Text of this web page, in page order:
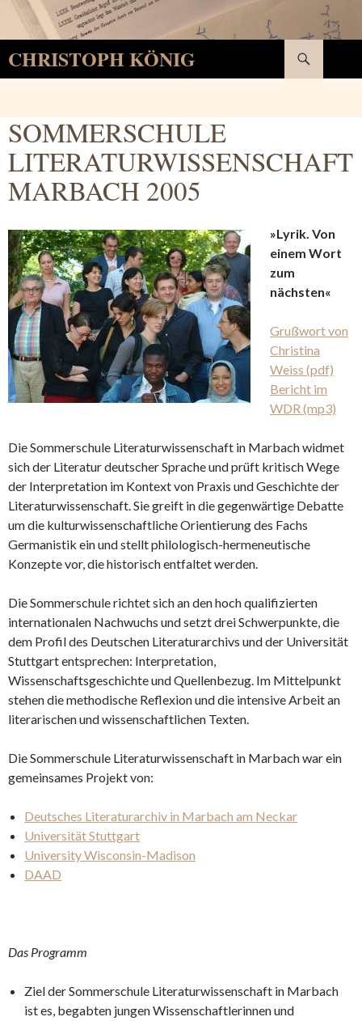
CHRISTOPH KÖNIG
SOMMERSCHULE
LITERATURWISSENSCHAFT
MARBACH 2005
»Lyrik. Von
einem Wort
zum
nächsten«
Grußwort von
Christina
Weiss (pdf)
Bericht im
WDR (mp3)
Die Sommerschule Literaturwissenschaft in Marbach widmet
sich der Literatur deutscher Sprache und prüft kritisch Wege
der Interpretation im Kontext von Praxis und Geschichte der
Literaturwissenschaft. Sie greift in die gegenwärtige Debatte
um die kulturwissenschaftliche Orientierung des Fachs
Germanistik ein und stellt philologisch-hermeneutische
Konzepte vor, die historisch entfaltet werden.
Die Sommerschule richtet sich an den hoch qualifizierten
internationalen Nachwuchs und setzt drei Schwerpunkte, die
dem Profil des Deutschen Literaturarchivs und der Universität
Stuttgart entsprechen: Interpretation,
Wissenschaftsgeschichte und Quellenbezug. Im Mittelpunkt
stehen die methodische Reflexion und die intensive Arbeit an
literarischen und wissenschaftlichen Texten.
Die Sommerschule Literaturwissenschaft in Marbach war ein
gemeinsames Projekt von:
Deutsches Literaturarchiv in Marbach am Neckar
Universität Stuttgart
University Wisconsin-Madison
DAAD
Das Programm
Ziel der Sommerschule Literaturwissenschaft in Marbach
ist es, begabten jungen Wissenschaftlerinnen und